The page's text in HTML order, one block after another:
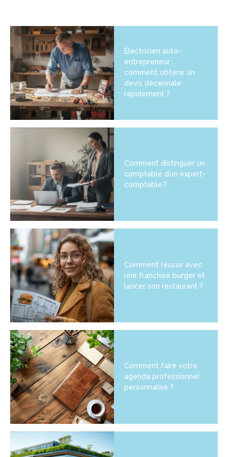
Électricien auto-
entrepreneur :
comment obtenir un
devis décennale
rapidement ?
Comment distinguer un
comptable d’un expert-
comptable ?
Comment réussir avec
une franchise burger et
lancer son restaurant ?
Comment faire votre
agenda professionnel
personnalisé ?